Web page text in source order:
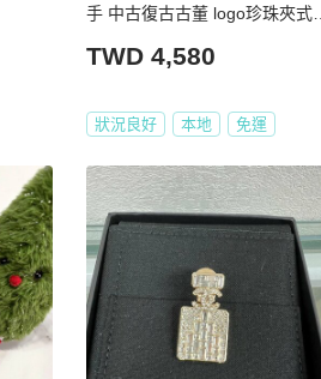
手 中古復古古董 logo珍珠夾式耳
TWD 4,580
狀況良好 本地 免運